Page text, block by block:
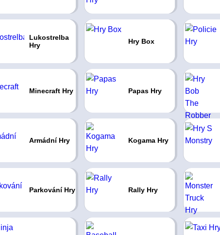
Lukostrelba
Hry
Hry Box
Minecraft Hry Papas Hry
Armádní Hry Kogama Hry
Parkování Hry Rally Hry